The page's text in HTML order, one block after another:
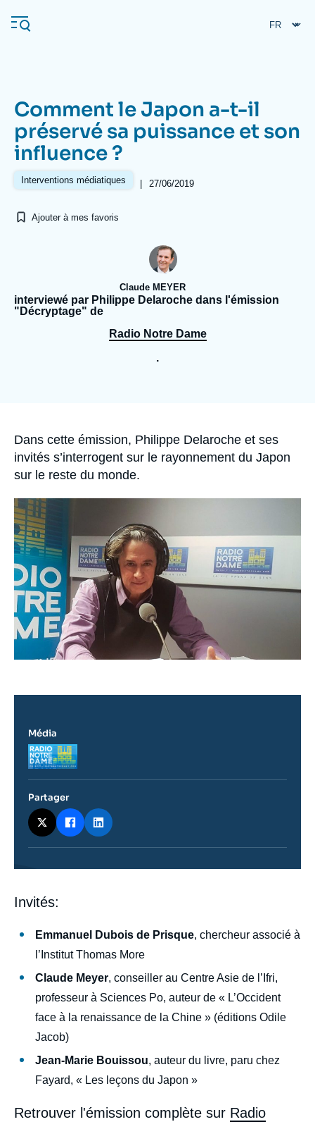
au
contenu
Navigation
principale
L'Ifri
À propos de l'Ifri
Proche-Orient
Comment le Japon a-t-il
préservé sa puissance et son
influence ?
Interventions médiatiques | 27/06/2019
Ajouter à mes favoris
Claude MEYER
interviewé par Philippe Delaroche dans l'émission
"Décryptage" de
Radio Notre Dame
.
Accroche
Dans cette émission, Philippe Delaroche et ses
invités s’interrogent sur le rayonnement du Japon
sur le reste du monde.
Image
principale
médiatique
Contenu
intervention
Invités:
Emmanuel Dubois de Prisque, chercheur associé à
l’Institut Thomas More
Claude Meyer, conseiller au Centre Asie de l’Ifri,
professeur à Sciences Po, auteur de « L’Occident
face à la renaissance de la Chine » (éditions Odile
Jacob)
Jean-Marie Bouissou, auteur du livre, paru chez
Fayard, « Les leçons du Japon »
Retrouver l'émission complète sur Radio
Média
Logo
Partager